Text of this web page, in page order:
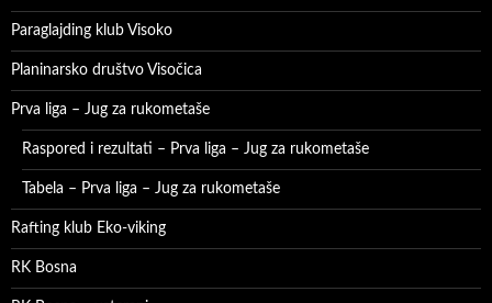
Paraglajding klub Visoko
Planinarsko društvo Visočica
Prva liga – Jug za rukometaše
Raspored i rezultati – Prva liga – Jug za rukometaše
Tabela – Prva liga – Jug za rukometaše
Rafting klub Eko-viking
RK Bosna